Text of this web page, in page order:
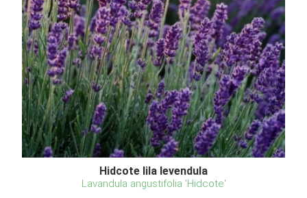
Hidcote lila levendula
Lavandula angustifolia 'Hidcote'